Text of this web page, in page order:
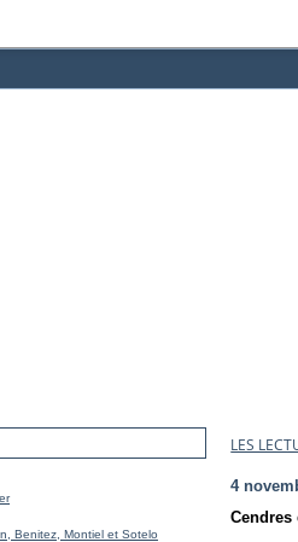
Benitez, Montiel et Sotelo
LES
4